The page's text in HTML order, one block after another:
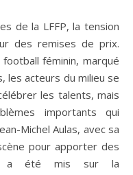
des remises de prix.
féminin, marqué
les acteurs du milieu se
les talents, mais
importants qui
Michel Aulas, avec sa
pour apporter des
a été mis sur la